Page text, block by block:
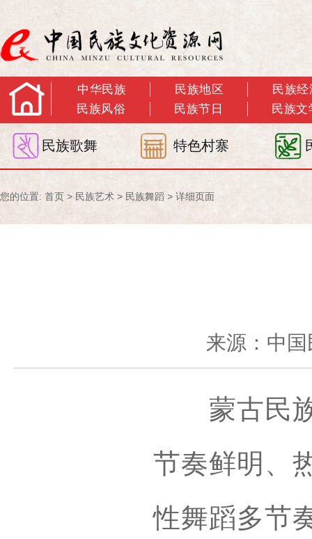
中华民族 民族地区
民族经
民族风俗
民族节日 民族文
民族歌舞 特色村寨
您的位置: 首页 > 民族艺术 > 民族舞蹈 > 详细页面
来源：中
蒙古民族
节奏鲜明、
性舞蹈多节